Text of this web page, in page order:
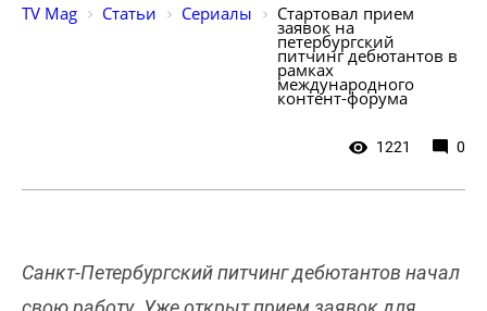
TV Mag Статьи Сериалы Стартовал прием
заявок на
петербургский
питчинг дебютантов в
рамках
международного
контент-форума
1221 0
Санкт-Петербургский питчинг дебютантов начал